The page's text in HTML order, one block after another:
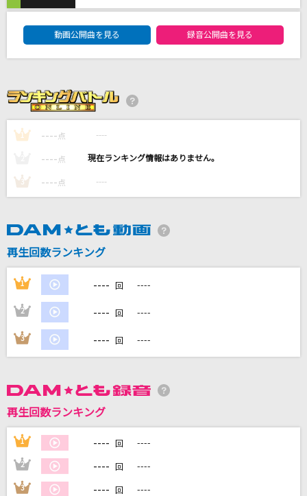
小さな恋のうた
MONGOL800
[プロオケ]また君に恋してる
坂本冬美
知床旅情
水森かおり
Story
カタオモイ
Aimer(エメ)
DAMの新曲・ランキングなど
DAMに会員登録・ログインして
カラオケをもっと楽しもう！
動画公開曲を見る 録音公開曲を見る
1 ---- 点 ----
---- 点 ----
3 ---- 点 ----
再生回数ランキング
1 ---- 回 ----
2 ---- 回 ----
3 ---- 回 ----
再生回数ランキング
1 ---- 回 ----
2 ---- 回 ----
3 ---- 回 ----